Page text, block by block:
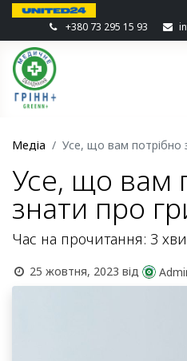
+380 73 295 15 93
Медіа Усе, що вам потрібно
Усе, що вам
знати про
Час на прочитання: 3
25 жовтня, 2023 від